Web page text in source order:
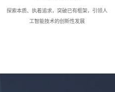
探索本质、执着追求，突破已有框架，引领人
工智能技术的创新性发展